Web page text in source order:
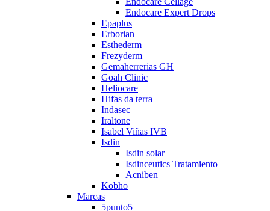
Endocare Expert Drops
Epaplus
Erborian
Esthederm
Frezyderm
Gemaherrerias GH
Goah Clinic
Heliocare
Hifas da terra
Indasec
Iraltone
Isabel Viñas IVB
Isdin
Isdin solar
Isdinceutics Tratamiento
Acniben
Kobho
Marcas
5punto5